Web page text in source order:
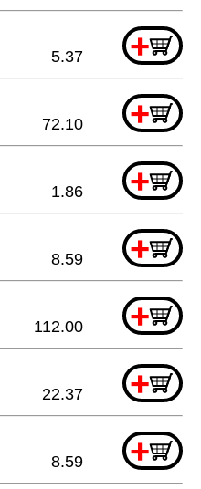
+
5.37
+
72.10
+
1.86
+
8.59
+
112.00
+
22.37
+
8.59